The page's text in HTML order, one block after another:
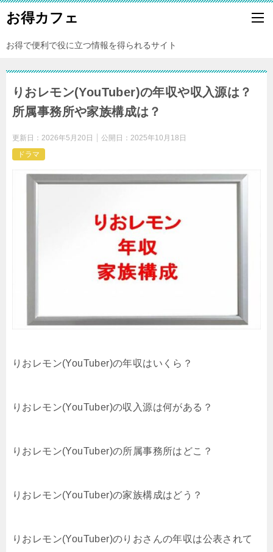
お得カフェ
お得で便利で役に立つ情報を得られるサイト
りおレモン(YouTuber)の年収や収入源は？
所属事務所や家族構成は？
更新日： 2026年5月20日 公開日： 2025年10月18日
ドラマ
りおレモン(YouTuber)の年収はいくら？
りおレモン(YouTuber)の収入源は何がある？
りおレモン(YouTuber)の所属事務所はどこ？
りおレモン(YouTuber)の家族構成はどう？
りおレモン(YouTuber)のりおさんの年収は公表されて